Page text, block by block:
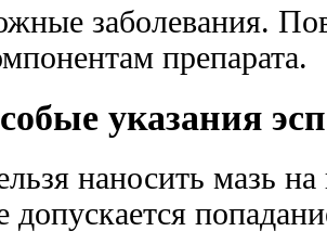
заболевания.
препарата.
указания
наносить мазь
допускается